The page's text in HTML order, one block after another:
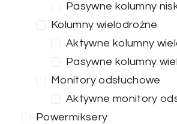
Pasywne kolumny
Kolumny wielodrożne
Aktywne kolumny
Pasywne kolumny
Monitory odsłuchowe
Aktywne monitory
Powermiksery